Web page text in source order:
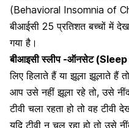
(Behavioral Insomnia of
बीआईसी 25 प्रतिशत बच्चों में
गया है।
बीआइसी स्लीप -ऑनसेट
लिए हिलाते हैं या झूला झूलाते हैं
आप उसे नहीं झूला रहे तो, उसे
टीवी चला रहता हो तो वह
यदि टीवी न चल रहा हो तो उसे